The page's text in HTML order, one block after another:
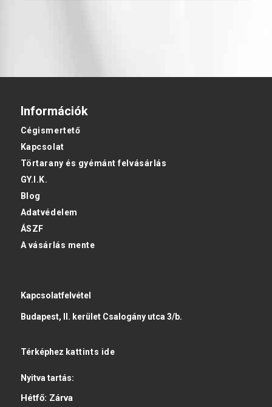
Információk
Cégismertető
Kapcsolat
Törtarany és gyémánt felvásárlás
GY.I.K.
Blog
Adatvédelem
ÁSZF
A vásárlás mente
Kapcsolatfelvétel
Budapest, II. kerület Csalogány utca 3/b.
Térképhez kattints ide
Nyitva tartás:
Hétfő: Zárva